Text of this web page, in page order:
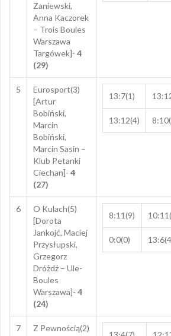
Zaniewski,
Anna Kaczorek
– Trois Boules
Warszawa
Targówek]- 4
(29)
5
Eurosport(3)
[Artur
Bobiński,
Marcin
Bobiński,
Marcin Sasin –
Klub Petanki
Ciechan]- 4
(27)
13:7(1)
13:12(4)
6
O Kulach(5)
[Dorota
Jankojć, Maciej
Przysłupski,
Grzegorz
Dróżdż – Ule-
Boules
Warszawa]- 4
(24)
8:11(9)
0:0(0)
7
Z Pewnością(2)